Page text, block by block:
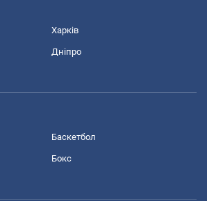
Харків
Дніпро
Баскетбол
Бокс